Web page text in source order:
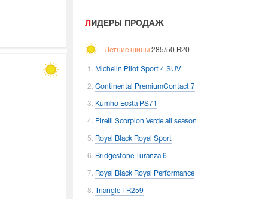
ЛИДЕРЫ ПРОДАЖ
Летние шины 285/50 R20
Michelin Pilot Sport 4 SUV
Continental PremiumContact 7
Kumho Ecsta PS71
Pirelli Scorpion Verde all season
Royal Black Royal Sport
Bridgestone Turanza 6
Royal Black Royal Performance
Triangle TR259